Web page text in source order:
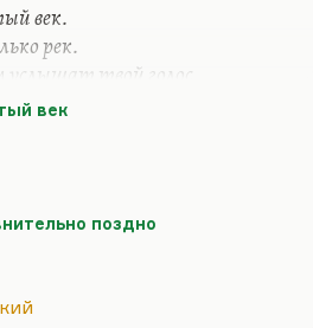
век.
рек.
твой голос.
могли
волос.
за тьма!
письма.
роман
век
поздно